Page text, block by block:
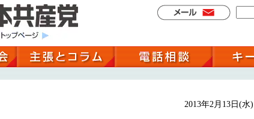
2013年2月13日(水)